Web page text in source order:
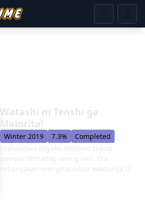
Watashi ni Tenshi ga
Maiorita!
Winter 2019 7.3%
Completed
Mahasiswa Miyako Hoshino cukup
pemalu terhadap orang lain. Dia
kebanyakan menghabiskan waktunya di